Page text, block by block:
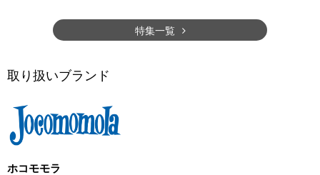
特集一覧
取り扱いブランド
ホコモモラ